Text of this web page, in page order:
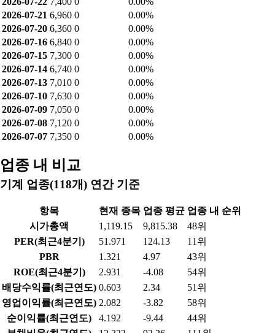
최근 공매도 거래량: 1,238 (2.51%)
최근 공매도 잔고: 36,776 (0.27%)
공매도 거래량
날짜 종가 공매도량
공매도비중
2026-08-07 8,030 1,238
2.51%
2026-08-06 8,290 1,964
3.35%
2026-08-05 8,470 59
0.05%
2026-08-03
7,760 8,224
2026-07-31 7,290 3,023
3.93%
2026-07-30 6,490 6,504
7.73%
2026-07-29 6,370 14,377
8.51%
2026-07-28
6,750
2.57%
2026-07-27 7,330
4.93%
2026-07-24 7,100 1,498
2.47%
2026-07-23 7,840
1.89%
2026-07-22 7,400 3,432
0.91%
2026-07-21 6,960 2,415
0.68%
2026-07-20 6,360 777
1.90%
2026-07-16 6,840 3,352
8.48%
2026-07-15
7,300 968